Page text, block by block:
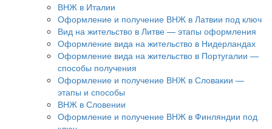
ВНЖ в Италии
Оформление и получение ВНЖ в Латвии под ключ
Вид на жительство в Литве — этапы оформления
Оформление вида на жительство в Нидерландах
Оформление вида на жительство в Португалии —
способы получения
Оформление и получение ВНЖ в Словакии —
этапы и способы
ВНЖ в Словении
Оформление и получение ВНЖ в Финляндии под